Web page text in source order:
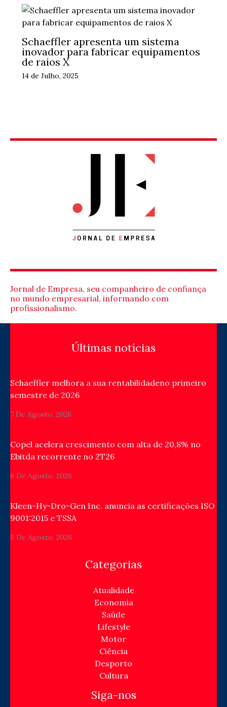
Schaeffler apresenta um sistema
inovador para fabricar equipamentos
de raios X
14 de Julho, 2025
Jornal de Empresa, seu companheiro de confiança
no mundo empresarial, informando com
profissionalismo.
Últimas notícias
Schaeffler melhora a sua rentabilidadeno primeiro
semestre de 2026
7 De Agosto, 2026
Copel acelera crescimento com alta de 20,8% no
Ebitda recorrente no 2T26
6 De Agosto, 2026
Kleen-Hy-Dro-Gen Inc. anuncia as certificações ISO
9001:2015 e TSSA
5 De Agosto, 2026
Categorias
Atualidade
Economia
Saúde
Lifestyle
Motor
Ciência
Desporto
Cultura
Siga-nos